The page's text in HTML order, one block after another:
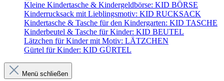
Kleine Kindertasche & Kindergeldbörse: KID BÖRSE
Kinderrucksack mit Lieblingsmotiv: KID RUCKSACK
Kindertasche & Tasche für den Kindergarten: KID TASCHE
Kinderbeutel & Tasche für Kinder: KID BEUTEL
Lätzchen für Kinder mit Motiv: LÄTZCHEN
Gürtel für Kinder: KID GÜRTEL
Menü schließen